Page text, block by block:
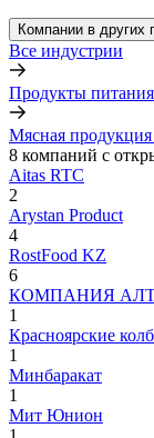
Компании в других
Все индустрии
Продукты питания
Мясная
8 компаний с
Aitas RTC
2
Arystan Product
4
RostFood KZ
6
КОМПАНИЯ
1
Красноярские
1
Минбаракат
1
Мит Юнион